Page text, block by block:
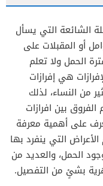
الشائعة التي يسأل
أو المقبلات على
الحمل ولا تعلم
هي إفرازات
من النساء، لذلك
بين افرازات
على أهمية معرفة
التي ينفرد بها
الحمل، والعديد من
بشئٍ من التفصيل.